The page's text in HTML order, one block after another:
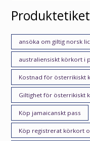
ansöka om giltig norsk
australiensiskt körkort i
Kostnad för österrikiskt
Giltighet för österrikiskt
Köp jamaicanskt pass
Köp registrerat körkort